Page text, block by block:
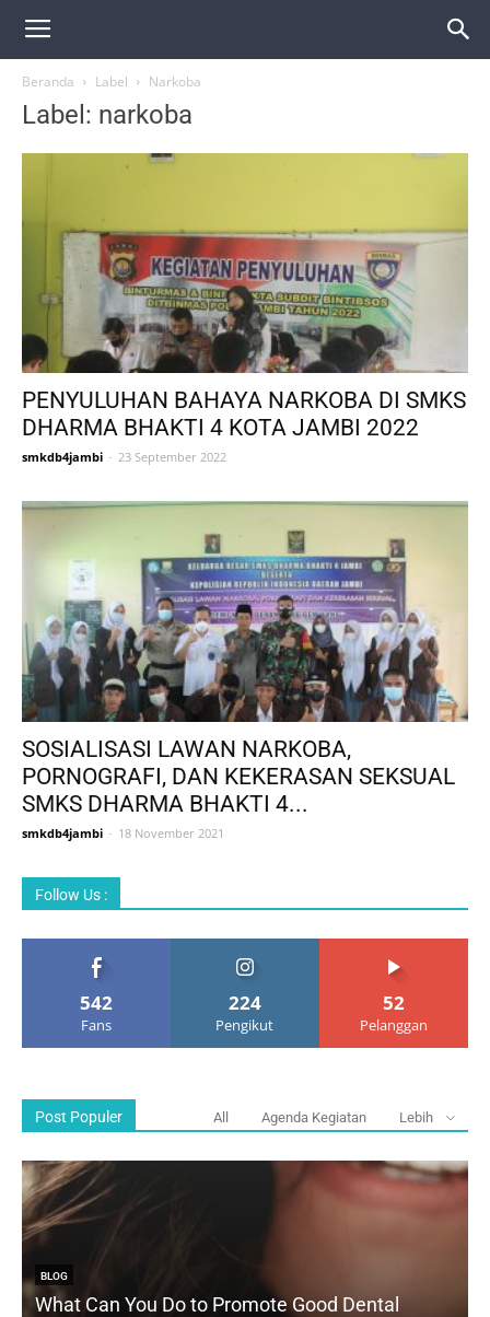
Beranda Label Narkoba
Label: narkoba
PENYULUHAN BAHAYA NARKOBA DI SMKS
DHARMA BHAKTI 4 KOTA JAMBI 2022
smkdb4jambi - 23 September 2022
SOSIALISASI LAWAN NARKOBA,
PORNOGRAFI, DAN KEKERASAN SEKSUAL
SMKS DHARMA BHAKTI 4...
smkdb4jambi - 18 November 2021
Follow Us :
542
Fans
224
Pengikut
52
Pelanggan
Post Populer All Agenda Kegiatan Lebih
BLOG
What Can You Do to Promote Good Dental